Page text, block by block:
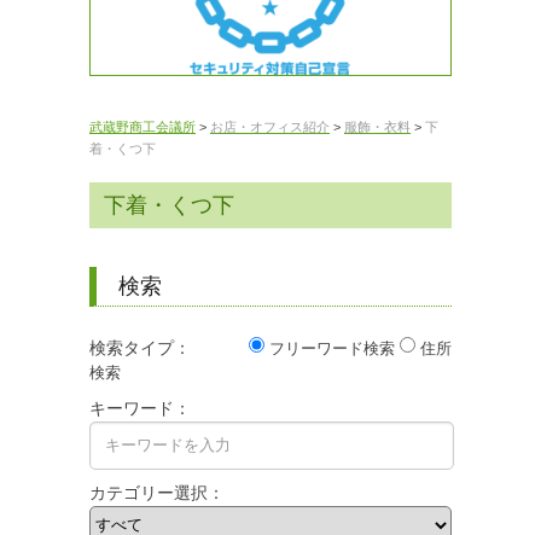
武蔵野商工会議所 > お店・オフィス紹介 > 服飾・衣料 > 下
着・くつ下
下着・くつ下
検索
検索タイプ： フリーワード検索
住所
検索
キーワード：
カテゴリー選択：